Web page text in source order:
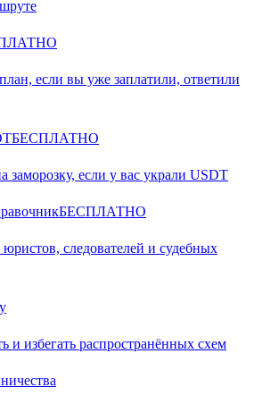
если вы уже заплатили, ответили
БЕСПЛАТНО
заморозку, если у вас украли USDT
БЕСПЛАТНО
следователей и судебных
и избегать распространённых схем